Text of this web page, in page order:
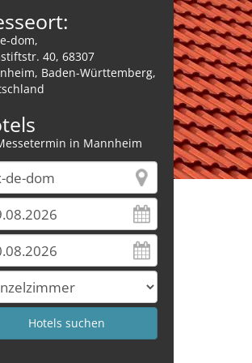
dom,
40, 68307
Baden-Württemberg,
in Mannheim